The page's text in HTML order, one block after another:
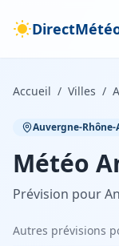
Accueil / Villes /
Auvergne-Rhône-
Météo
Prévision pour
Autres prévisions